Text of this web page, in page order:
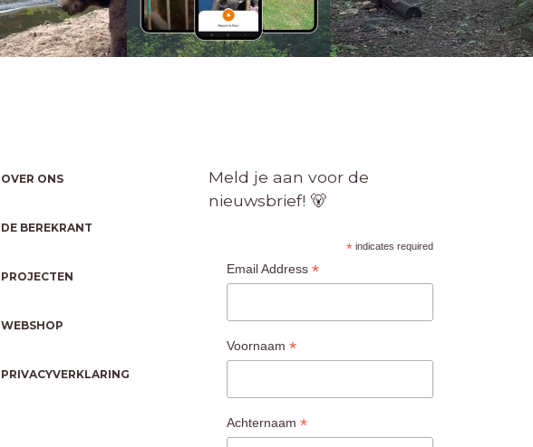
OVER ONS
DE BEREKRANT
PROJECTEN
WEBSHOP
PRIVACYVERKLARING
Meld je aan voor de
nieuwsbrief! 🐻
* indicates required
Email Address *
Voornaam *
Achternaam *